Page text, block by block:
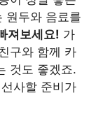
원두와 음료를
져보세요! 가
구와 함께 카
것도 좋겠죠.
사할 준비가